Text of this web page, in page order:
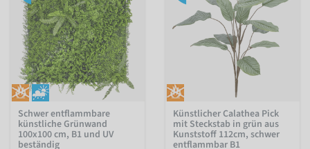
Schwer entflammbare
künstliche Grünwand
100x100 cm, B1 und UV
beständig
Künstlicher Calathea Pick
mit Steckstab in grün aus
Kunststoff 112cm, schwer
entflammbar B1